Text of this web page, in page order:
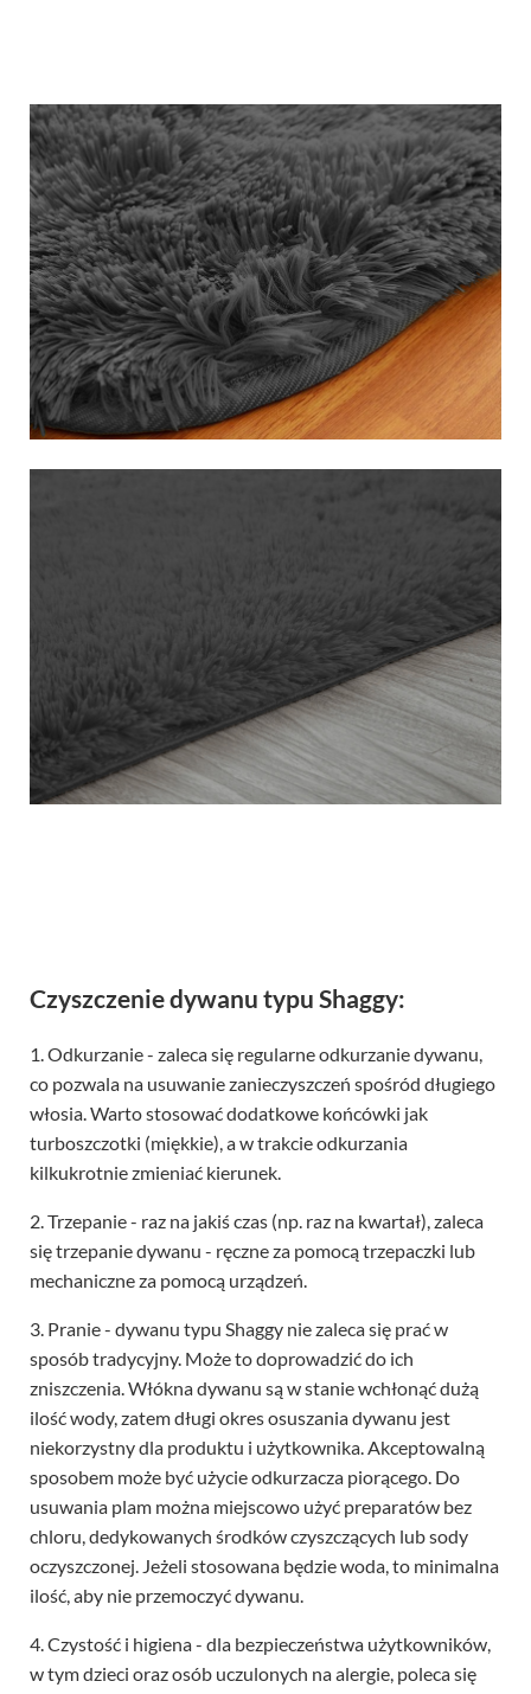
Czyszczenie dywanu typu Shaggy:
1. Odkurzanie - zaleca się regularne odkurzanie dywanu,
co pozwala na usuwanie zanieczyszczeń spośród długiego
włosia. Warto stosować dodatkowe końcówki jak
turboszczotki (miękkie), a w trakcie odkurzania
kilkukrotnie zmieniać kierunek.
2. Trzepanie - raz na jakiś czas (np. raz na kwartał), zaleca
się trzepanie dywanu - ręczne za pomocą trzepaczki lub
mechaniczne za pomocą urządzeń.
3. Pranie - dywanu typu Shaggy nie zaleca się prać w
sposób tradycyjny. Może to doprowadzić do ich
zniszczenia. Włókna dywanu są w stanie wchłonąć dużą
ilość wody, zatem długi okres osuszania dywanu jest
niekorzystny dla produktu i użytkownika. Akceptowalną
sposobem może być użycie odkurzacza piorącego. Do
usuwania plam można miejscowo użyć preparatów bez
chloru, dedykowanych środków czyszczących lub sody
oczyszczonej. Jeżeli stosowana będzie woda, to minimalna
ilość, aby nie przemoczyć dywanu.
4. Czystość i higiena - dla bezpieczeństwa użytkowników,
w tym dzieci oraz osób uczulonych na alergie, poleca się